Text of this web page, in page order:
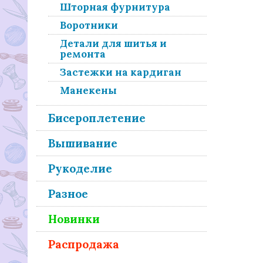
Шторная фурнитура
Воротники
Детали для шитья и
ремонта
Застежки на кардиган
Манекены
Бисероплетение
Вышивание
Рукоделие
Разное
Новинки
Распродажа